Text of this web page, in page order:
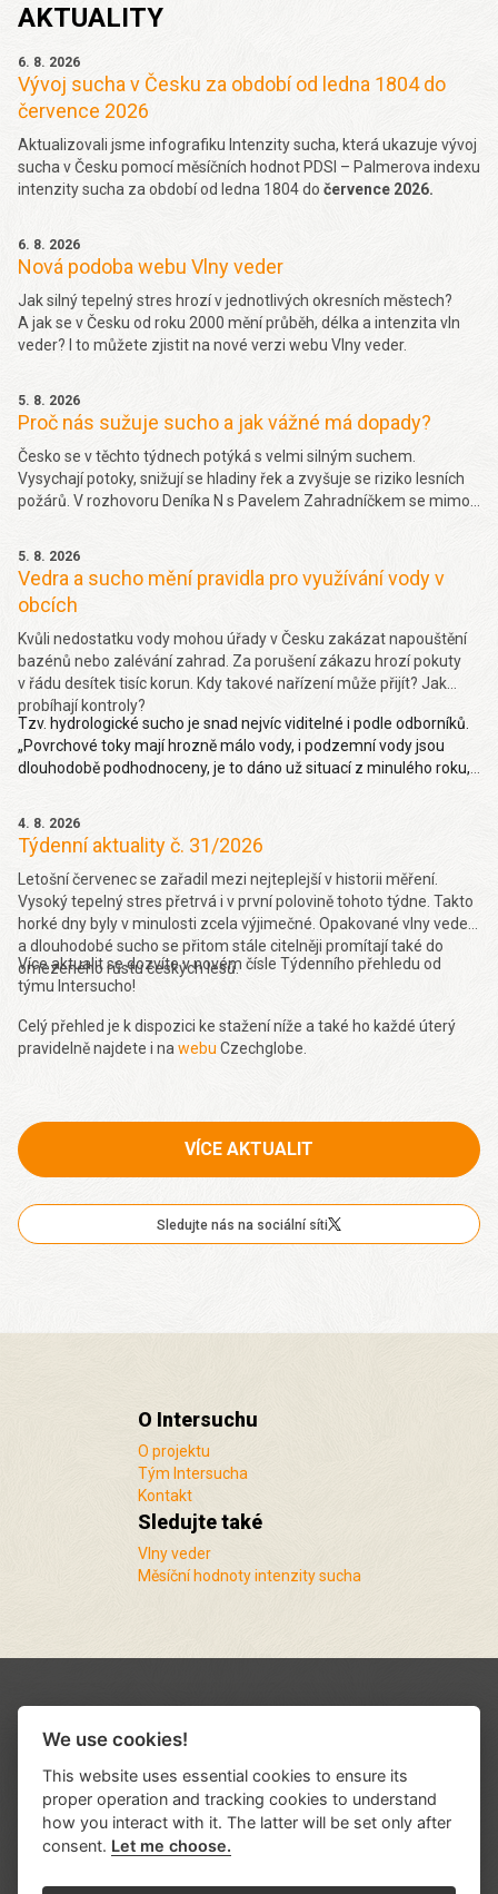
AKTUALITY
6. 8. 2026
Vývoj sucha v Česku za období od ledna 1804 do
července 2026
Aktualizovali jsme infografiku Intenzity sucha, která ukazuje vývoj
sucha v Česku pomocí měsíčních hodnot PDSI – Palmerova indexu
intenzity sucha za období od ledna 1804 do července 2026.
6. 8. 2026
Nová podoba webu Vlny veder
Jak silný tepelný stres hrozí v jednotlivých okresních městech?
A jak se v Česku od roku 2000 mění průběh, délka a intenzita vln
veder? I to můžete zjistit na nové verzi webu Vlny veder.
5. 8. 2026
Proč nás sužuje sucho a jak vážné má dopady?
Česko se v těchto týdnech potýká s velmi silným suchem.
Vysychají potoky, snižují se hladiny řek a zvyšuje se riziko lesních
požárů. V rozhovoru Deníka N s Pavelem Zahradníčkem se mimo
problém je málo vody v řekách. Více
5. 8. 2026
Vedra a sucho mění pravidla pro využívání vody v
obcích
Kvůli nedostatku vody mohou úřady v Česku zakázat napouštění
bazénů nebo zalévání zahrad. Za porušení zákazu hrozí pokuty
v řádu desítek tisíc korun. Kdy takové nařízení může přijít? Jak
probíhají kontroly?
Tzv. hydrologické sucho je snad nejvíc viditelné i podle odborníků.
„Povrchové toky mají hrozně málo vody, i podzemní vody jsou
dlouhodobě podhodnoceny, je to dáno už situací z minulého roku,
4. 8. 2026
Týdenní aktuality č. 31/2026
Letošní červenec se zařadil mezi nejteplejší v historii měření.
Vysoký tepelný stres přetrvá i v první polovině tohoto týdne. Takto
horké dny byly v minulosti zcela výjimečné. Opakované vlny veder
a dlouhodobé sucho se přitom stále citelněji promítají také do
omezeného růstu českých lesů.
Více aktualit se dozvíte v novém čísle Týdenního přehledu od
týmu Intersucho!
Celý přehled je k dispozici ke stažení níže a také ho každé úterý
pravidelně najdete i na webu Czechglobe.
VÍCE AKTUALIT
Sledujte nás na sociální síti
O Intersuchu
O projektu
Tým Intersucha
Kontakt
Sledujte také
Vlny veder
Měsíční hodnoty intenzity sucha
We use cookies!
This website uses essential cookies to ensure its
proper operation and tracking cookies to understand
how you interact with it. The latter will be set only after
consent. Let me choose.